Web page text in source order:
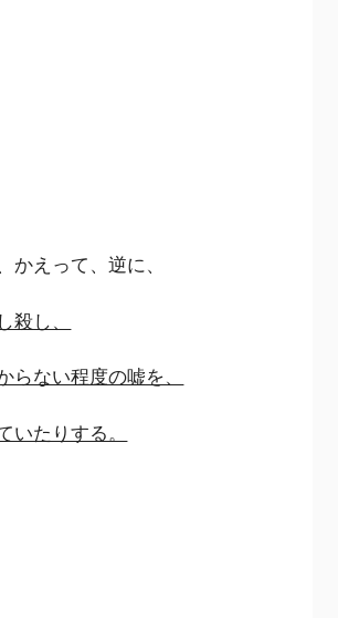
かえって、逆に、
殺し、
らない程度の嘘を、
いたりする。